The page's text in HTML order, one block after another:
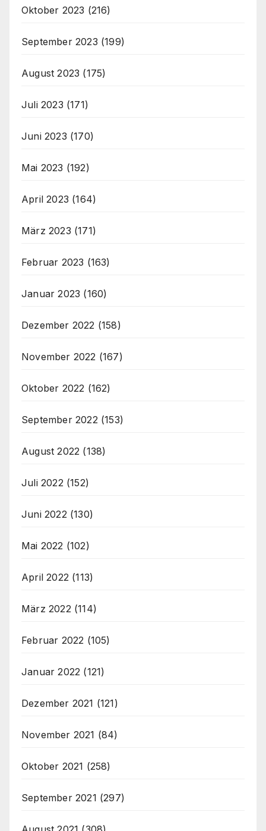
Oktober 2023 (216)
September 2023 (199)
August 2023 (175)
Juli 2023 (171)
Juni 2023 (170)
Mai 2023 (192)
April 2023 (164)
März 2023 (171)
Februar 2023 (163)
Januar 2023 (160)
Dezember 2022 (158)
November 2022 (167)
Oktober 2022 (162)
September 2022 (153)
August 2022 (138)
Juli 2022 (152)
Juni 2022 (130)
Mai 2022 (102)
April 2022 (113)
März 2022 (114)
Februar 2022 (105)
Januar 2022 (121)
Dezember 2021 (121)
November 2021 (84)
Oktober 2021 (258)
September 2021 (297)